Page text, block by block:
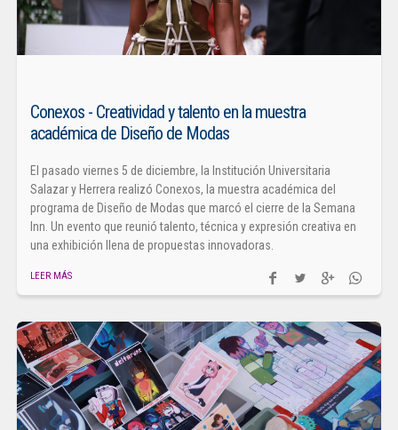
Conexos - Creatividad y talento en la muestra
académica de Diseño de Modas
El pasado viernes 5 de diciembre, la Institución Universitaria
Salazar y Herrera realizó Conexos, la muestra académica del
programa de Diseño de Modas que marcó el cierre de la Semana
Inn. Un evento que reunió talento, técnica y expresión creativa en
una exhibición llena de propuestas innovadoras.
LEER MÁS